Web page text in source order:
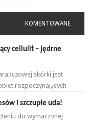
KOMENTOWANE
cellulit – jędrne
skórki jest
rozpoczynających
i szczupłe uda!
do wymarzonej